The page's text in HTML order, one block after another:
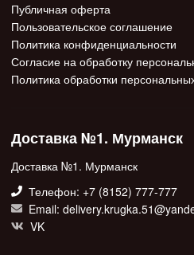
Публичная оферта
Пользовательское соглашение
Политика конфиденциальности
Согласие на обработку
Политика обработки
Доставка №1. Мурманск
Доставка №1. Мурманск
Телефон: +7 (8152) 777-777
Email:
VK